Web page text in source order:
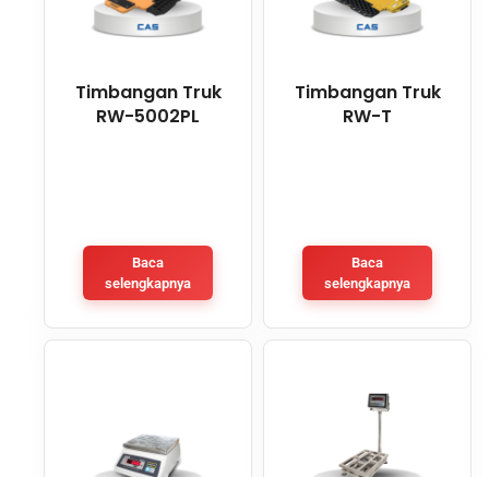
Timbangan Truk
RW-5002PL
Baca
selengkapnya
Timbangan Truk
RW-T
Baca
selengkapnya